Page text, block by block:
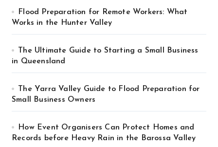
Flood Preparation for Remote Workers: What
Works in the Hunter Valley
The Ultimate Guide to Starting a Small Business
in Queensland
The Yarra Valley Guide to Flood Preparation for
Small Business Owners
How Event Organisers Can Protect Homes and
Records before Heavy Rain in the Barossa Valley